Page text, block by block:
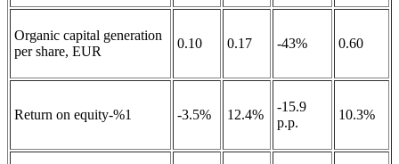
Organic capital generation
per share, EUR
0.10 0.17 -43% 0.60
Return on equity-%1 -3.5% 12.4%
-15.9
p.p.
10.3%